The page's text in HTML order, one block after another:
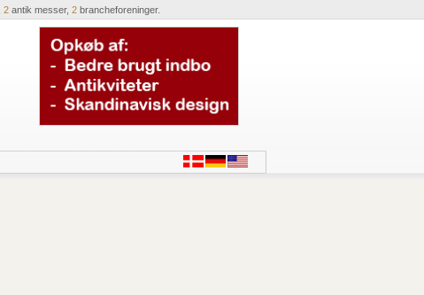
2 antik messer, 2 brancheforeninger.